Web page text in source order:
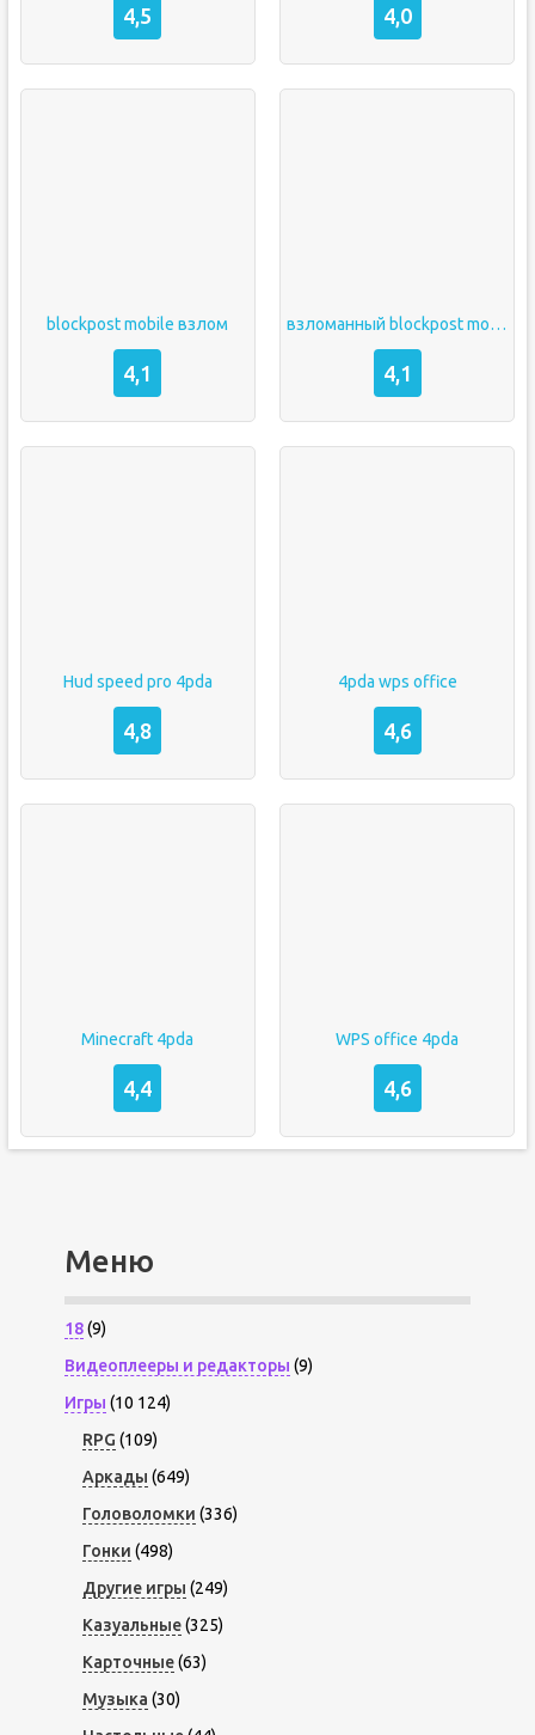
4,5 4,0
blockpost mobile взлом
4,1
взломанный blockpost mobile
4,1
Hud speed pro 4pda
4,8
4pda wps office
4,6
Minecraft 4pda
4,4
WPS office 4pda
4,6
Меню
18(9)
Видеоплееры и редакторы (9)
Игры (10 124)
RPG (109)
Аркады (649)
Головоломки (336)
Гонки (498)
Другие игры (249)
Казуальные(325)
Карточные(63)
Музыка (30)